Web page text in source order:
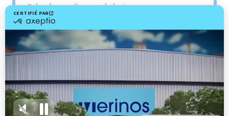
Le plus : soutien morphologique
Grâce à ses 3 zones de confort, le sommier
Pencil vous assure tout son soutien. Avec les
épaules, le dos et le bassin qui reposent sur ses
lattes, vous évitez les douleurs au petit matin.
Dès 501,00 €
Découvrir